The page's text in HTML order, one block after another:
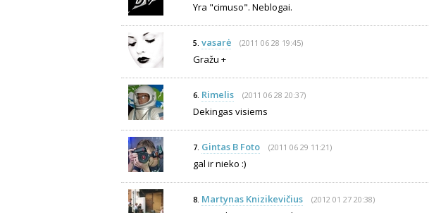
Yra "cimuso". Neblogai.
5. vasarė (2011 06 28 19:45)
Gražu +
6. Rimelis (2011 06 28 20:37)
Dekingas visiems
7. Gintas B Foto (2011 06 29 11:21)
gal ir nieko :)
8. Martynas Knizikevičius (2012 01 27 20:38)